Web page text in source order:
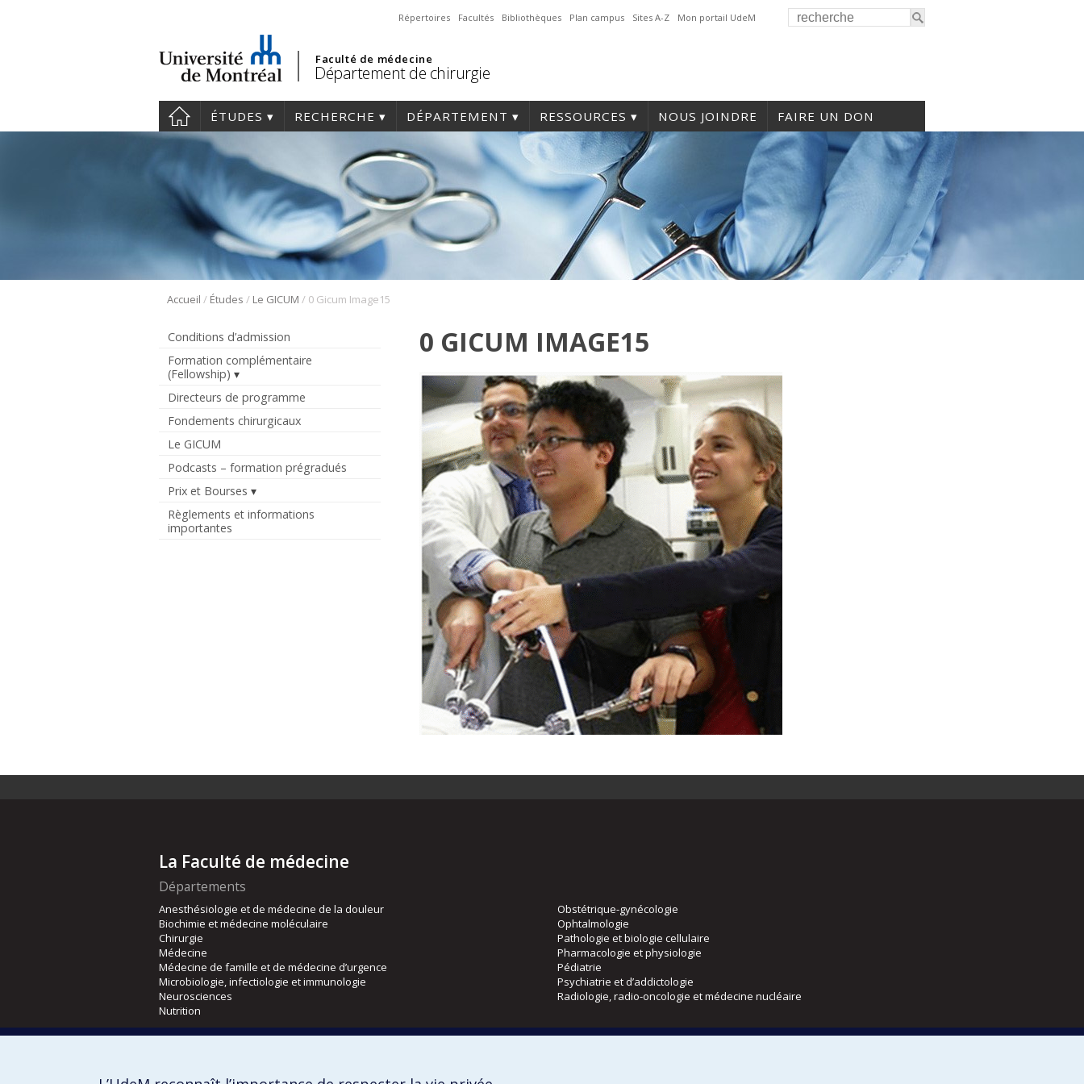
Répertoires Facultés Bibliothèques Plan campus Sites A-Z Mon portail UdeM
Faculté de médecine
Département de chirurgie
ÉTUDES RECHERCHE DÉPARTEMENT RESSOURCES NOUS JOINDRE FAIRE UN DON
Accueil / Études / Le GICUM / 0 Gicum Image15
Conditions d’admission
Formation complémentaire
(Fellowship)
Directeurs de programme
Fondements chirurgicaux
Le GICUM
Podcasts – formation prégradués
Prix et Bourses
Règlements et informations
importantes
0 GICUM IMAGE15
La Faculté de médecine
Départements
Anesthésiologie et de médecine de la douleur
Biochimie et médecine moléculaire
Chirurgie
Médecine
Médecine de famille et de médecine d’urgence
Microbiologie, infectiologie et immunologie
Neurosciences
Nutrition
Obstétrique-gynécologie
Ophtalmologie
Pathologie et biologie cellulaire
Pharmacologie et physiologie
Pédiatrie
Psychiatrie et d’addictologie
Radiologie, radio-oncologie et médecine nucléaire